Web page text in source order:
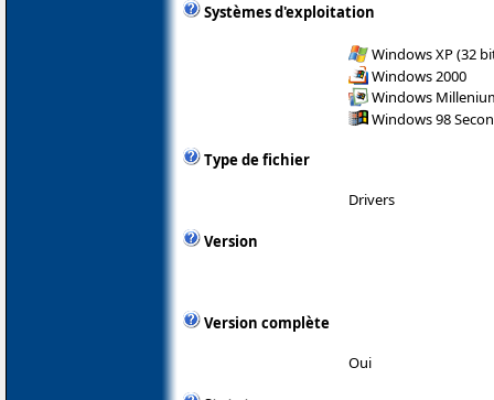
Systèmes d'exploitation
Windows XP (32
Windows 2000
Windows
Windows 98
Type de fichier
Drivers
Version
Version complète
Oui